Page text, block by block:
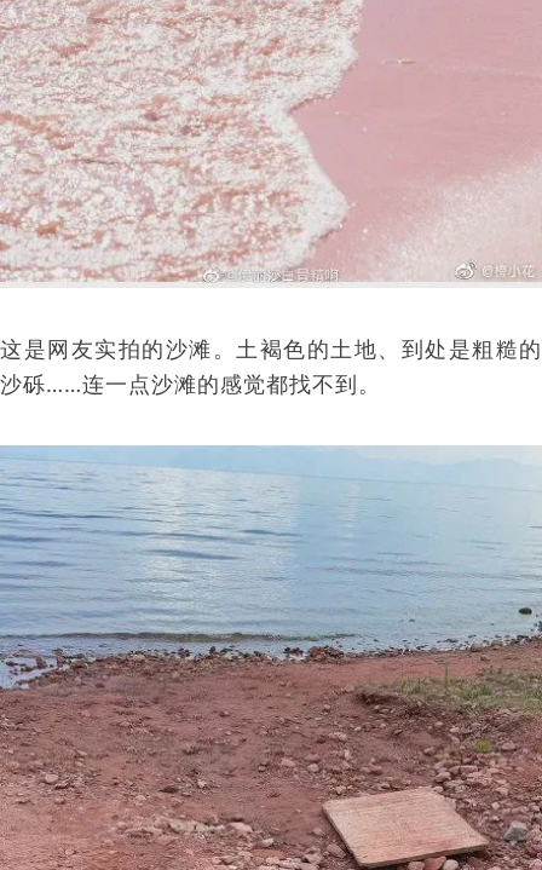
这是网友实拍的沙滩。土褐色的土地、到处是粗糙的
沙砾……连一点沙滩的感觉都找不到。